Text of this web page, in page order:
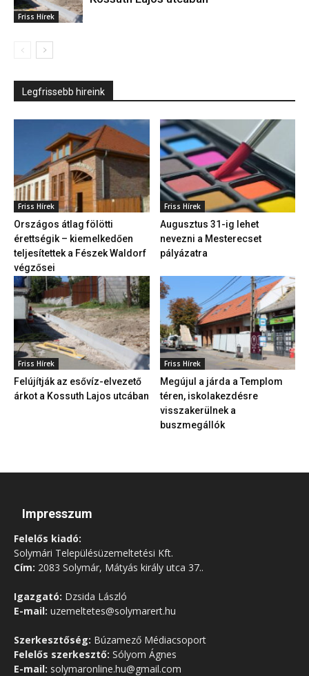
Friss Hírek
Legfrissebb hireink
Friss Hírek
Országos átlag fölötti
érettségik – kiemelkedően
teljesítettek a Fészek Waldorf
végzősei
Friss Hírek
Augusztus 31-ig lehet
nevezni a Mesterecset
pályázatra
Friss Hírek
Felújítják az esővíz-elvezető
árkot a Kossuth Lajos utcában
Friss Hírek
Megújul a járda a Templom
téren, iskolakezdésre
visszakerülnek a
buszmegállók
Impresszum
Felelős kiadó:
Solymári Településüzemeltetési Kft.
Cím: 2083 Solymár, Mátyás király utca 37..
Igazgató: Dzsida László
E-mail: uzemeltetes@solymarert.hu
Szerkesztőség: Búzamező Médiacsoport
Felelős szerkesztő: Sólyom Ágnes
E-mail: solymaronline.hu@gmail.com